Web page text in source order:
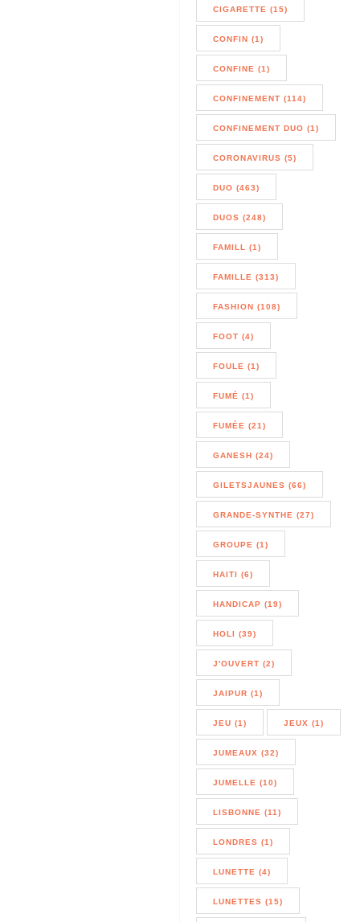
CIGARETTE (15)
CONFIN (1)
CONFINE (1)
CONFINEMENT (114)
CONFINEMENT DUO (1)
CORONAVIRUS (5)
DUO (463)
DUOS (248)
FAMILL (1)
FAMILLE (313)
FASHION (108)
FOOT (4)
FOULE (1)
FUMÉ (1)
FUMÉE (21)
GANESH (24)
GILETSJAUNES (66)
GRANDE-SYNTHE (27)
GROUPE (1)
HAITI (6)
HANDICAP (19)
HOLI (39)
J'OUVERT (2)
JAIPUR (1)
JEU (1) JEUX (1)
JUMEAUX (32)
JUMELLE (10)
LISBONNE (11)
LONDRES (1)
LUNETTE (4)
LUNETTES (15)